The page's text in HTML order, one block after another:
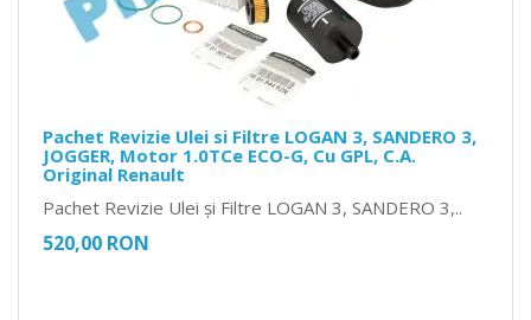
Pachet Revizie Ulei si Filtre LOGAN 3, SANDERO 3,
JOGGER, Motor 1.0TCe ECO-G, Cu GPL, C.A.
Original Renault
Pachet Revizie Ulei și Filtre LOGAN 3, SANDERO 3,..
520,00 RON